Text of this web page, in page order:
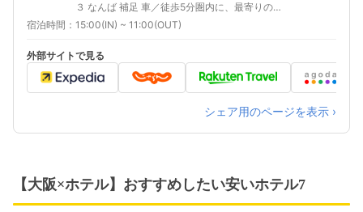
３ なんば 補足 車／徒歩5分圏内に、最寄りのコ
インパーキングがございます。
宿泊時間 15:00(IN) ~ 11:00(OUT)
外部サイトで見る
シェア用のページを表示 ›
【大阪×ホテル】おすすめしたい安いホテル7